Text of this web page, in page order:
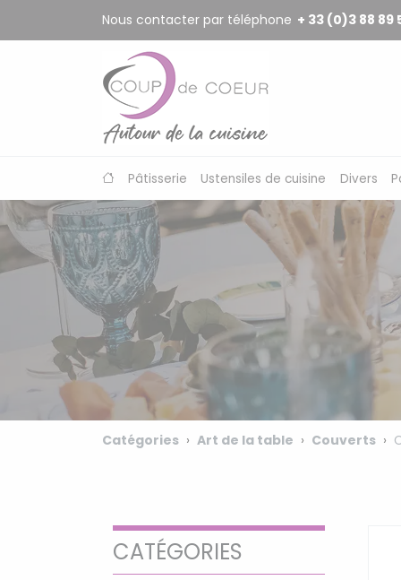
Nous contacter par téléphone + 33 (0)3 88 89
Pâtisserie Ustensiles de cuisine Divers
Catégories Art de la table Couverts
CATÉGORIES
Panneau de gestion des cookies